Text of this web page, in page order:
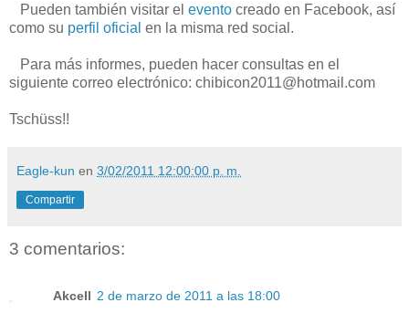
Pueden también visitar el evento creado en Facebook, así
como su perfil oficial en la misma red social.
Para más informes, pueden hacer consultas en el
siguiente correo electrónico: chibicon2011@hotmail.com
Tschüss!!
Eagle-kun en 3/02/2011 12:00:00 p. m.
Compartir
3 comentarios:
Akcell 2 de marzo de 2011 a las 18:00